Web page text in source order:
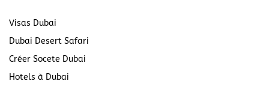
Visas Dubai
Dubai Desert Safari
Créer Socete Dubai
Hotels à Dubai